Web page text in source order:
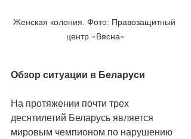
Женская колония. Фото: Правозащитный
центр «Вясна»
Обзор ситуации в Беларуси
На протяжении почти трех
десятилетий Беларусь является
мировым чемпионом по нарушению